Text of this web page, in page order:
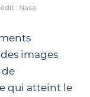
: Nasa
images
de
qui atteint le